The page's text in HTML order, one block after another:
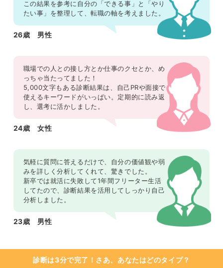
この結果を参考に自分の「できる事」と「やり
たい事」を整理して、転職の軸を考えました。
26歳 男性
職場での人との接し方とか仕事のクセとか、め
っちゃ当たってました！
5,000文字もある診断結果は、自己PRや面接で
使えるキーワードがいっぱい。定期的に読み返
し、選考に活かしました。
24歳 女性
気軽に質問に答えるだけで、自分の価値観や弱
みを詳しく分析してくれて、驚きでした。
新卒では就活に失敗して1年間フリーター生活
してたので、診断結果を活用してしっかり自己
分析しました。
23歳 男性
診断は3分で完了！さあ、あなたはどのタイプ？